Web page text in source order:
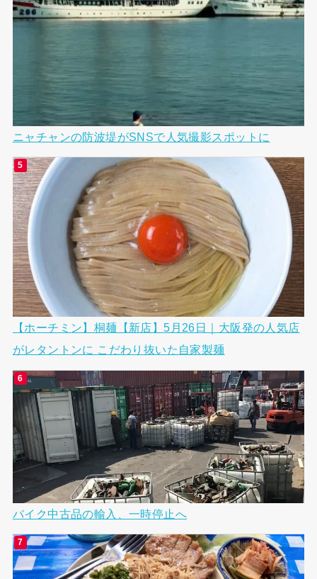
ニャチャンの防波堤がSNSで人気撮影スポットに
【ホーチミン】桐麺【新店】5月26日｜大阪発の人気店
がレタントンに こだわり抜いた自家製麺
バイク中古品の輸入、一時停止へ